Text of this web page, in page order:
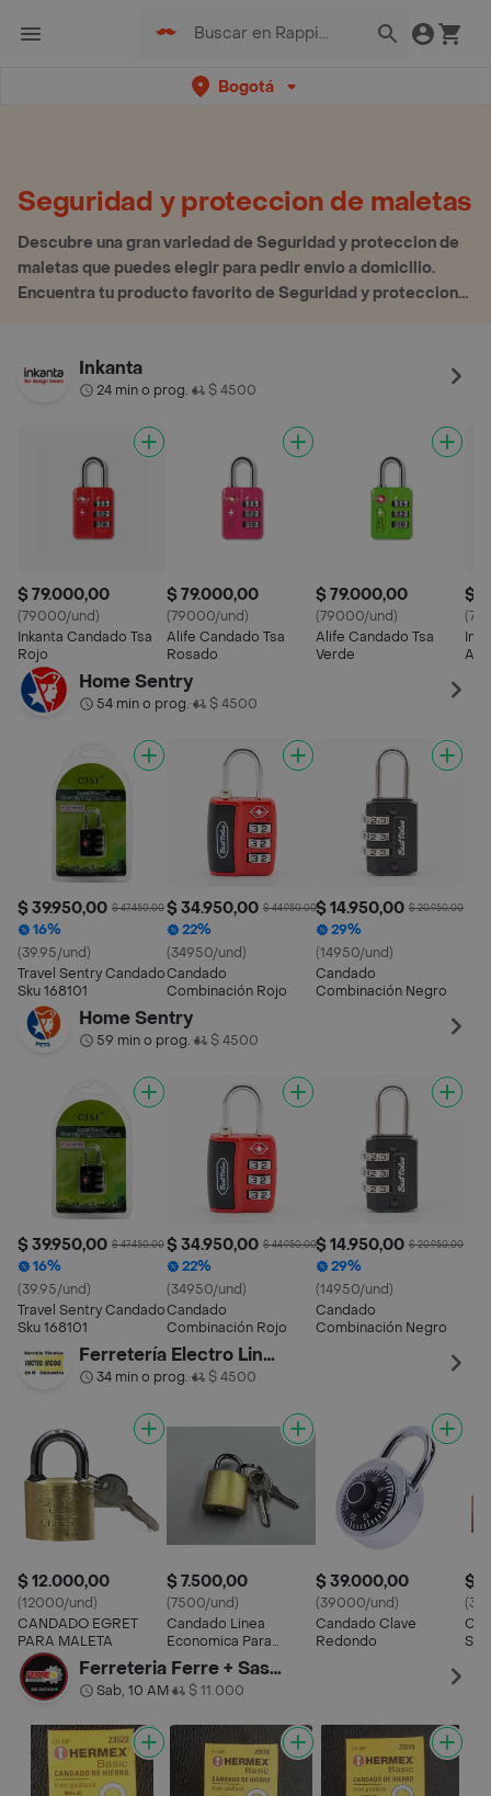
Bogotá
Seguridad y proteccion de maletas
Descubre una gran variedad de Seguridad y proteccion de
maletas que puedes elegir para pedir envio a domicilio.
Encuentra tu producto favorito de Seguridad y proteccion
Inkanta
24 min o prog.• $ 4500
$ 79.000,00
(79000/und)
Inkanta Candado Tsa
Rojo
$ 79.000,00
(79000/und)
Alife Candado Tsa
Rosado
$ 79.000,00
(79000/und)
Alife Candado Tsa
Verde
$
Azul
Home Sentry
54 min o prog.• $ 4500
$ 39.950,00 $ 47.450,00
16%
(39.95/und)
Travel Sentry Candado
Sku 168101
$ 34.950,00 $ 44.950,00
22%
(34950/und)
Candado
Combinación Rojo
$ 14.950,00 $ 20.950,00
29%
(14950/und)
Candado
Combinación Negro
Home Sentry
59 min o prog.• $ 4500
$ 39.950,00 $ 47.450,00
16%
(39.95/und)
Travel Sentry Candado
Sku 168101
$ 34.950,00 $ 44.950,00
22%
(34950/und)
Candado
Combinación Rojo
$ 14.950,00 $ 20.950,00
29%
(14950/und)
Candado
Combinación Negro
Ferretería Electro Lincoln
34 min o prog.• $ 4500
$ 12.000,00
(12000/und)
CANDADO EGRET
PARA MALETA
$ 7.500,00
(7500/und)
Candado Linea
Economica Para
Maleta Y Locker
$ 39.000,00
(39000/und)
Candado Clave
Redondo
$
Ferreteria Ferre + Sas Fontibon
Sab, 10 AM• $ 11.000